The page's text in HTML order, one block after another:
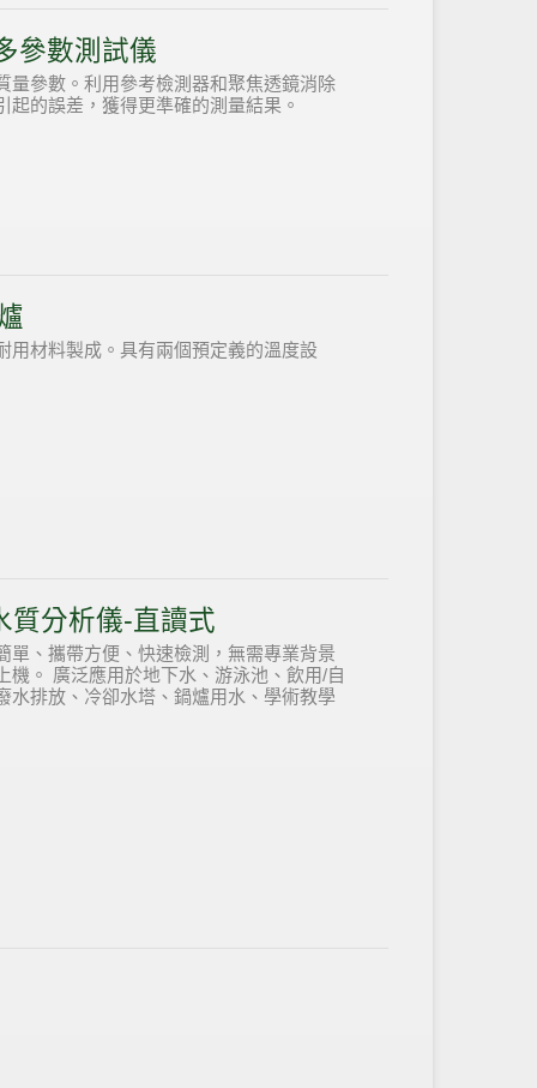
參數測試儀
量參數。利用參考檢測器和聚焦透鏡消除
起的誤差，獲得更準確的測量結果。
用材料製成。具有兩個預定義的溫度設
質分析儀-直讀式
單、攜帶方便、快速檢測，無需專業背景
機。 廣泛應用於地下水、游泳池、飲用/自
水排放、冷卻水塔、鍋爐用水、學術教學